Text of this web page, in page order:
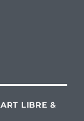
LIBRE &